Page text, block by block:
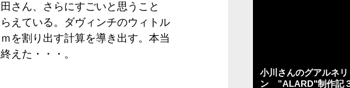
さん、さらにすごいと思うこと
えている。ダヴィンチのウィトル
を割り出す計算を導き出す。本当
えた・・・。
小川さんのグアルネ
ン ”ALARD"制作記